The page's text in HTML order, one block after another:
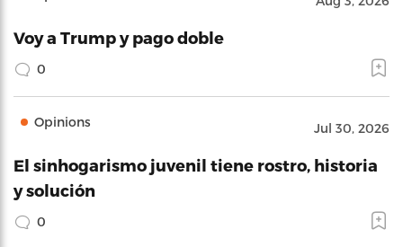
Voy a Trump y pago doble
0
Opinions Jul 30, 2026
El sinhogarismo juvenil tiene rostro, historia
y solución
0